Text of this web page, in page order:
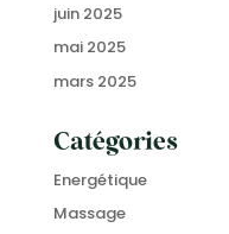
juin 2025
mai 2025
mars 2025
Catégories
Energétique
Massage